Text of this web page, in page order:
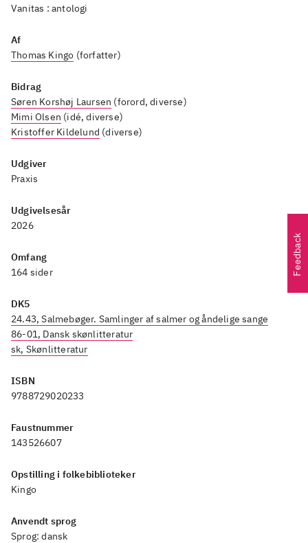
Vanitas : antologi
Af
Thomas Kingo (forfatter)
Bidrag
Søren Korshøj Laursen (forord, diverse)
Mimi Olsen (idé, diverse)
Kristoffer Kildelund (diverse)
Udgiver
Praxis
Udgivelsesår
2026
Omfang
164 sider
DK5
24.43, Salmebøger. Samlinger af salmer og åndelige sange
86-01, Dansk skønlitteratur
sk, Skønlitteratur
ISBN
9788729020233
Faustnummer
143526607
Opstilling i folkebiblioteker
Kingo
Anvendt sprog
Sprog: dansk
Feedback